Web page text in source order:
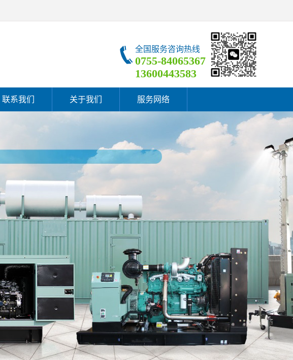
全国服务咨询热线
0755-84065367
13600443583
联系我们 关于我们 服务网络